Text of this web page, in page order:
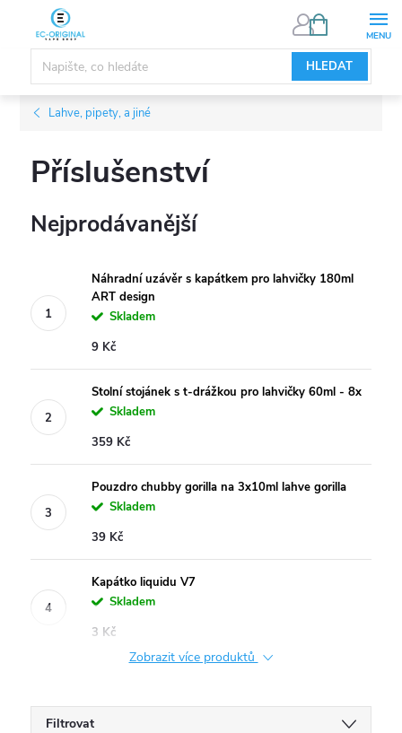
obsah
HLEDAT
NÁKUPNÍ
Lahve, pipety, a jiné
Příslušenství
Nejprodávanější
Náhradní uzávěr s kapátkem pro lahvičky 180ml
ART design
Skladem
9 Kč
Stolní stojánek s t-drážkou pro lahvičky 60ml - 8x
Skladem
359 Kč
Pouzdro chubby gorilla na 3x10ml lahve gorilla
Skladem
39 Kč
Kapátko liquidu V7
Skladem
3 Kč
Zobrazit více produktů
Filtrovat